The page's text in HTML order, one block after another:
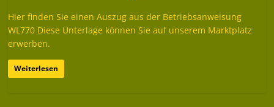
Hier finden Sie einen Auszug aus der Betriebsanweisung
WL770 Diese Unterlage können Sie auf unserem Marktplatz
erwerben.
Weiterlesen